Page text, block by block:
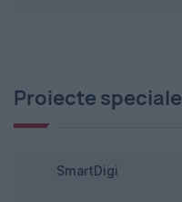
Proiecte speciale
SmartDigi